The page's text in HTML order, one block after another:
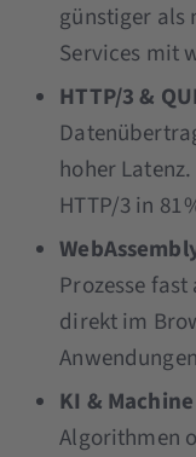
günstiger als
Services mit
HTTP/3 &
hoher
HTTP/3 in 81
Prozesse
direkt im
KI &
Algorithmen